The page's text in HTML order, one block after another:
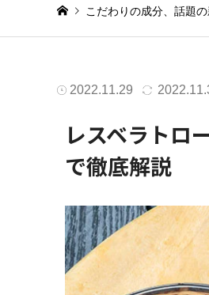
こだわりの成分、話題
2022.11.29
レスベラトロ
で徹底解説